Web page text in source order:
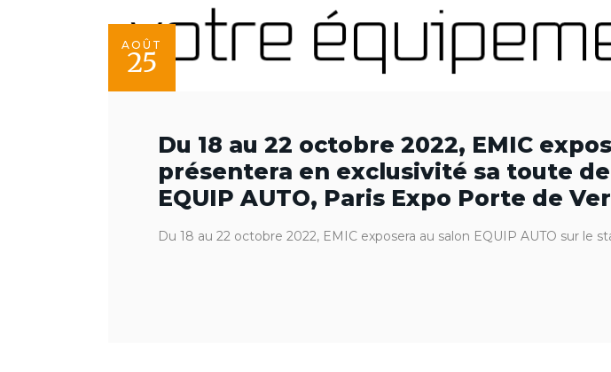
AOÛT
25
Du 18 au 22 octobre 2022, EMIC
présentera en exclusivité sa toute
EQUIP AUTO, Paris Expo Porte de
Du 18 au 22 octobre 2022, EMIC exposera au salon EQUIP AUTO sur le